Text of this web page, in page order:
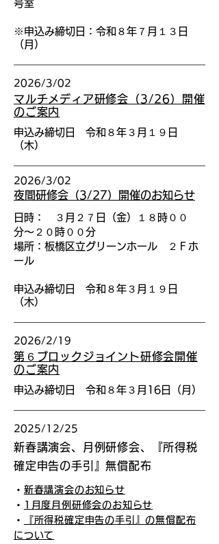
号室
※ 申込み締切日：令和８年７月１３日
（月）
2026/3/02
マルチメディア研修会（3/26）開催
のご案内
申込み締切日 令和８年３月１９日
（木）
2026/3/02
夜間研修会（3/27）開催のお知らせ
日時： ３月２７日（金）１８時００
分〜２０時００分
場所：板橋区立グリーンホール ２Ｆホ
ール
申込み締切日 令和８年３月１９日
（木）
2026/2/19
第６ブロックジョイント研修会開催
のご案内
申込み締切日 令和８年３月16日（月）
2025/12/25
新春講演会、月例研修会、『所得税
確定申告の手引』無償配布
・ 新春講演会のお知らせ
・ 1月度月例研修会のお知らせ
・
『所得税確定申告の手引』の無償配布
について